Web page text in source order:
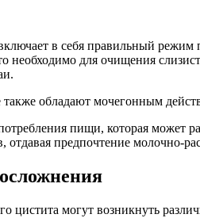
в себя правильный режим
необходимо для очищения
обладают мочегонным
пищи, которая может
отдавая предпочтение молочно-
цистита могут возникнуть